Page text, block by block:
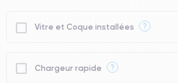
Vitre et Coque installées ?
Chargeur rapide ?